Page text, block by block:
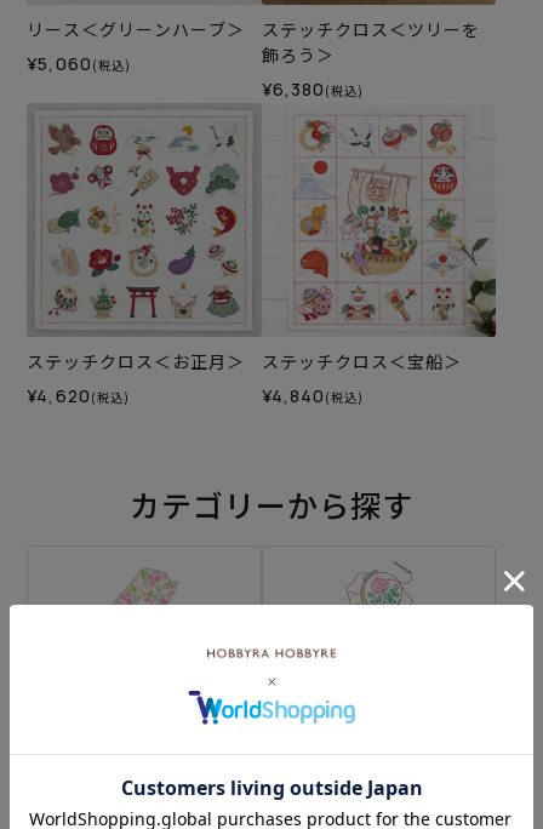
リース＜グリーンハーブ＞
¥5,060 (税込)
ステッチクロス＜ツリーを
飾ろう＞
¥6,380 (税込)
ステッチクロス＜お正月＞
¥4,620 (税込)
ステッチクロス＜宝船＞
¥4,840 (税込)
カテゴリーから探す
刺し子 編み物